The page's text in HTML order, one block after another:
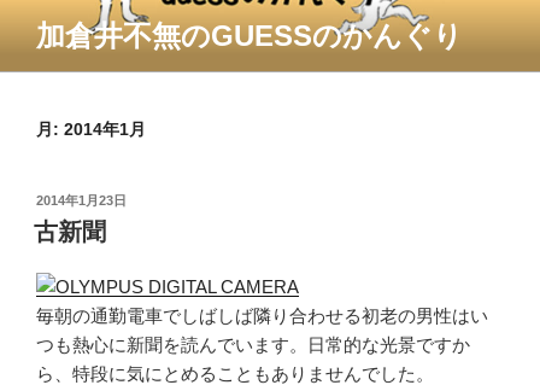
テ
加倉井不無のGUESSのかんぐり
月: 2014年1月
投
稿
日:
2014年1月23日
古新聞
毎朝の通勤電車でしばしば隣り合わせる初老の男性はい
つも熱心に新聞を読んでいます。日常的な光景ですか
ら、特段に気にとめることもありませんでした。